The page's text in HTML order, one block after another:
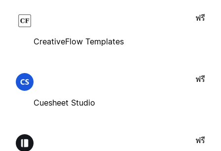
CreativeFlow Templates
ฟรี
Cuesheet Studio
ฟรี
ฟรี